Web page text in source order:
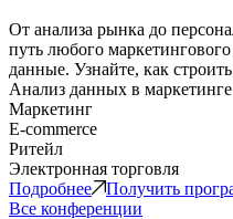
От анализа рынка до
путь любого
данные. Узнайте, как
Анализ данных в маркетинге
Маркетинг
E-commerce
Ритейл
Электронная торговля
Подробнее
Получить
Все конференции